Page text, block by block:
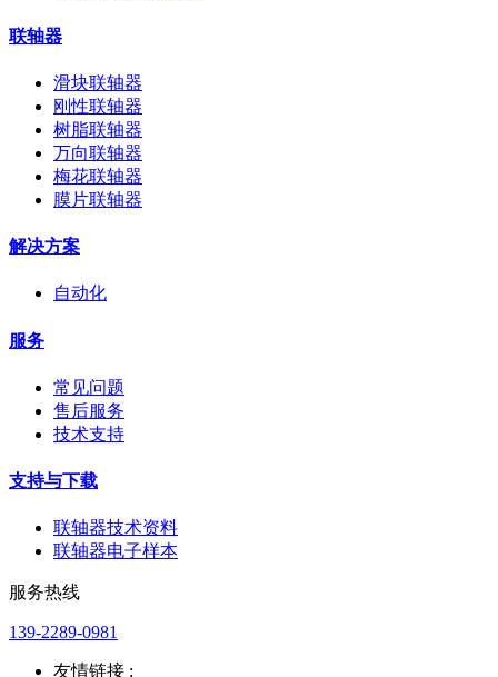
联轴器
滑块联轴器
刚性联轴器
树脂联轴器
万向联轴器
梅花联轴器
膜片联轴器
解决方案
自动化
服务
常见问题
售后服务
技术支持
支持与下载
联轴器技术资料
联轴器电子样本
服务热线
139-2289-0981
友情链接 :